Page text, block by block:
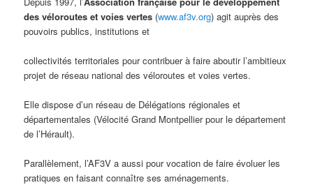
des véloroutes et voies vertes (www.af3v.org) agit auprès des
pouvoirs publics, institutions et
collectivités territoriales pour contribuer à faire aboutir l’ambitieux
projet de réseau national des véloroutes et voies vertes.
Elle dispose d’un réseau de Délégations régionales et
départementales (Vélocité Grand Montpellier pour le département
de l’Hérault).
Parallèlement, l’AF3V a aussi pour vocation de faire évoluer les
pratiques en faisant connaître ses aménagements.